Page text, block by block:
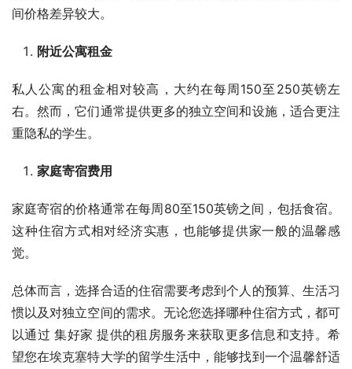
间价格差异较大。
附近公寓租金
私人公寓的租金相对较高，大约在每周150至250英镑左
右。然而，它们通常提供更多的独立空间和设施，适合更注
重隐私的学生。
家庭寄宿费用
家庭寄宿的价格通常在每周80至150英镑之间，包括食宿。
这种住宿方式相对经济实惠，也能够提供家一般的温馨感
觉。
总体而言，选择合适的住宿需要考虑到个人的预算、生活习
惯以及对独立空间的需求。无论您选择哪种住宿方式，都可
以通过 集好家 提供的租房服务来获取更多信息和支持。希
望您在埃克塞特大学的留学生活中，能够找到一个温馨舒适